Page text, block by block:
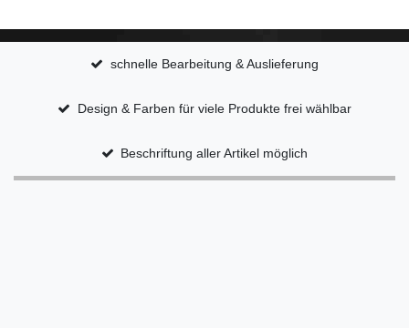
schnelle Bearbeitung & Auslieferung
Design & Farben für viele Produkte frei wählbar
Beschriftung aller Artikel möglich